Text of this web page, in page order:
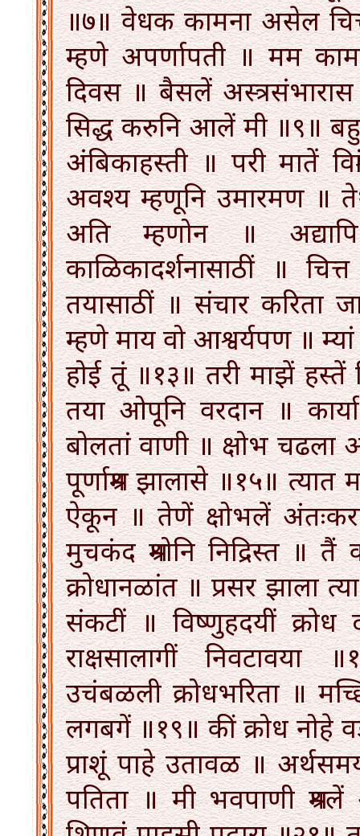
॥७॥ वेधक कामना असेल
म्हणे अपर्णापती ॥ मम
दिवस ॥ बैसलें
सिद्ध करुनि आलें मी ॥९॥ बहुत
अंबिकाहस्ती ॥ परी मातें
अवश्य म्हणूनि उमारमण ॥
अति म्हणोन ॥
काळिकादर्शनासाठीं ॥
तयासाठीं ॥ संचार करिता
म्हणे माय वो आश्वर्यपण ॥
होई तूं ॥१३॥ तरी माझें हस्तें
तया ओपूनि वरदान ॥
बोलतां वाणी ॥ क्षोभ चढला
पूर्णाश्रम झालासे ॥१५॥
ऐकून ॥ तेणें क्षोभलें
मुचकंद श्रमोनि निद्रिस्त ॥
क्रोधानळांत ॥ प्रसर झाला
संकटीं ॥ विष्णुहदयीं क्रोध
राक्षसालागीं
उचंबळली क्रोधभरिता ॥
लगबगें ॥१९॥ कीं क्रोध नोहे
प्राशूं पाहे उतावळ ॥
पतिता ॥ मी भवपाणी